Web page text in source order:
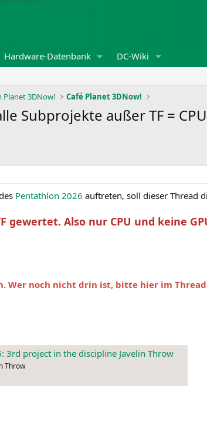
Hardware-Datenbank DC-Wiki
Planet 3DNow! Café Planet 3DNow!
Subprojekte außer TF =
Pentathlon 2026 auftreten, soll dieser Thread
gewertet. Also nur CPU und keine
Wer noch nicht drin ist, bitte hier im Thread
3rd project in the discipline Javelin Throw
Throw